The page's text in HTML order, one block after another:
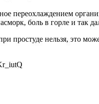
переохлаждением
боль в горле и так
простуде нельзя, это